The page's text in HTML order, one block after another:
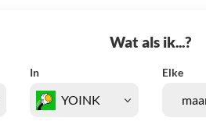
Wat als ik...?
In Elke